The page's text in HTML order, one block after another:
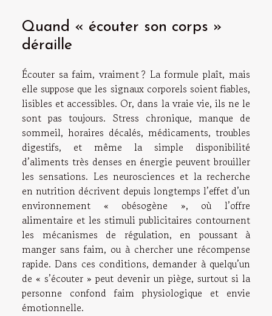
Quand « écouter son corps »
déraille
Écouter sa faim, vraiment ? La formule plaît, mais
elle suppose que les signaux corporels soient fiables,
lisibles et accessibles. Or, dans la vraie vie, ils ne le
sont pas toujours. Stress chronique, manque de
sommeil, horaires décalés, médicaments, troubles
digestifs, et même la simple disponibilité
d’aliments très denses en énergie peuvent brouiller
les sensations. Les neurosciences et la recherche
en nutrition décrivent depuis longtemps l’effet d’un
environnement « obésogène », où l’offre
alimentaire et les stimuli publicitaires contournent
les mécanismes de régulation, en poussant à
manger sans faim, ou à chercher une récompense
rapide. Dans ces conditions, demander à quelqu’un
de « s’écouter » peut devenir un piège, surtout si la
personne confond faim physiologique et envie
émotionnelle.